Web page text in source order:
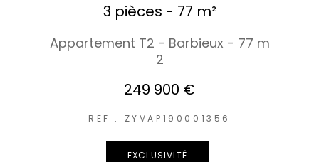
3 pièces - 77 m²
Appartement T2 - Barbieux - 77 m
2
249 900 €
REF : ZYVAP190001356
EXCLUSIVITÉ